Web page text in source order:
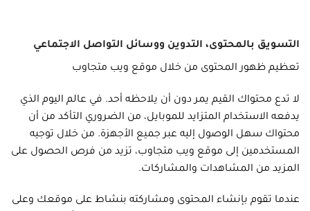
التسويق بالمحتوى، التدوين ووسائل التواصل الاجتماعي
تعظيم ظهور المحتوى من خلال موقع ويب متجاوب
لا تدع محتواك القيم يمر دون أن يلاحظه أحد. في عالم اليوم الذي
يدفعه الاستخدام المتزايد للموبايل، من الضروري التأكد من أن
محتواك سهل الوصول إليه عبر جميع الأجهزة. من خلال توجيه
المستخدمين إلى موقع ويب متجاوب، تزيد من فرص الحصول على
المزيد من المشاهدات والمشاركات.
عندما تقوم بإنشاء المحتوى ومشاركته بنشاط على موقعك وعلى